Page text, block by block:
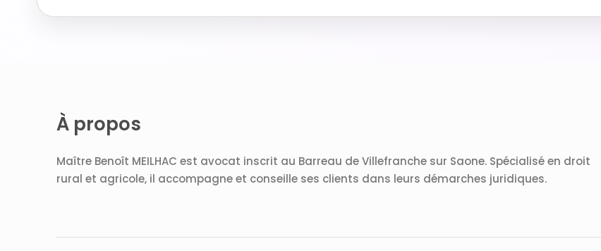
À propos
Maître Benoît MEILHAC est avocat inscrit au Barreau de Villefranche sur Saone. Spécialisé en droit
rural et agricole, il accompagne et conseille ses clients dans leurs démarches juridiques.